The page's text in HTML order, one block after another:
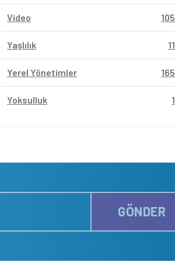
Video 105
Yaşlılık 11
Yerel Yönetimler 165
Yoksulluk 1
GÖNDER